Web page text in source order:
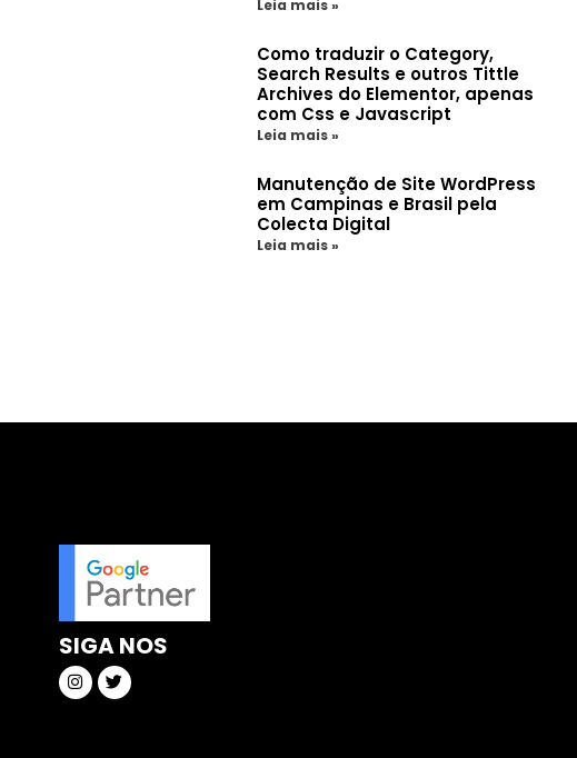
Leia mais »
Como traduzir o Category,
Search Results e outros Tittle
Archives do Elementor, apenas
com Css e Javascript
Leia mais »
Manutenção de Site WordPress
em Campinas e Brasil pela
Colecta Digital
Leia mais »
SIGA NOS